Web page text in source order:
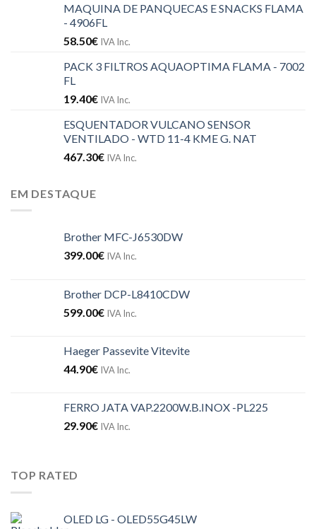
MAQUINA DE PANQUECAS E SNACKS FLAMA
- 4906FL
58.50€ IVA Inc.
PACK 3 FILTROS AQUAOPTIMA FLAMA - 7002
FL
19.40€ IVA Inc.
ESQUENTADOR VULCANO SENSOR
VENTILADO - WTD 11-4 KME G. NAT
467.30€ IVA Inc.
EM DESTAQUE
Brother MFC-J6530DW
399.00€ IVA Inc.
Brother DCP-L8410CDW
599.00€ IVA Inc.
Haeger Passevite Vitevite
44.90€ IVA Inc.
FERRO JATA VAP.2200W.B.INOX -PL225
29.90€ IVA Inc.
TOP RATED
OLED LG - OLED55G45LW